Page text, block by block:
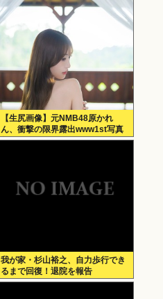
【生尻画像】元NMB48原かれ
ん、衝撃の限界露出www1st写真
集でパールTバックのランジェリ
我が家・杉山裕之、自力歩行でき
るまで回復！退院を報告